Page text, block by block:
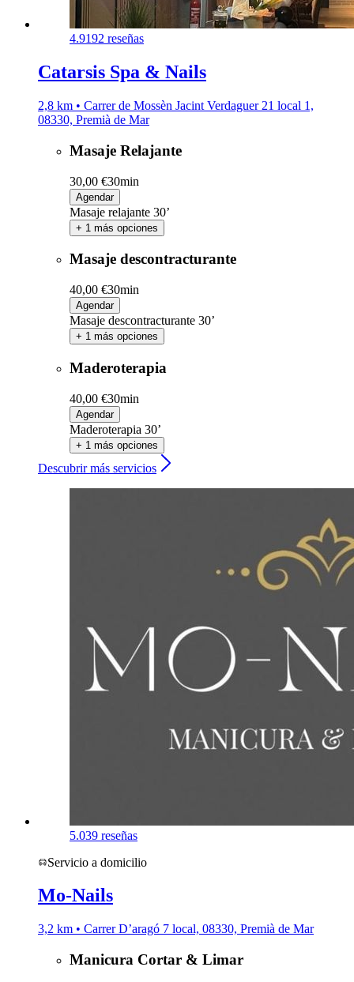
4.9192 reseñas
Catarsis Spa & Nails
2,8 km • Carrer de Mossèn Jacint Verdaguer 21 local 1,
08330, Premià de Mar
Masaje Relajante
30,00 €30min
Agendar
Masaje relajante 30’
+ 1 más opciones
Masaje descontracturante
40,00 €30min
Agendar
Masaje descontracturante 30’
+ 1 más opciones
Maderoterapia
40,00 €30min
Agendar
Maderoterapia 30’
+ 1 más opciones
Descubrir más servicios
5.039 reseñas
Servicio a domicilio
Mo-Nails
3,2 km • Carrer D’aragó 7 local, 08330, Premià de Mar
Manicura Cortar & Limar